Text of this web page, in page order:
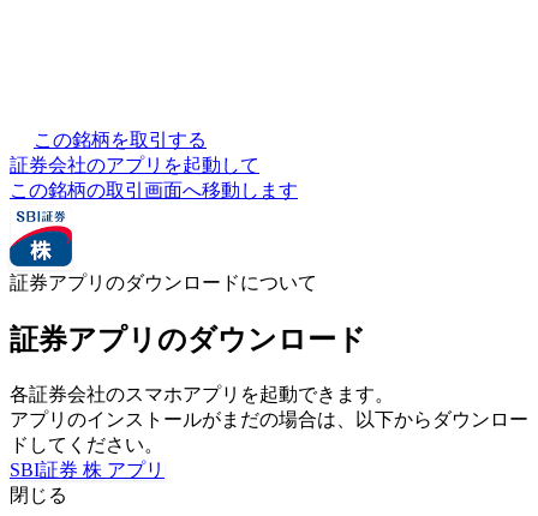
この銘柄を取引する
証券会社のアプリを起動して
この銘柄の取引画面へ移動します
証券アプリのダウンロードについて
証券アプリのダウンロード
各証券会社のスマホアプリを起動できます。
アプリのインストールがまだの場合は、以下からダウンロー
ドしてください。
SBI証券 株 アプリ
閉じる